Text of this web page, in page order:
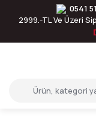
0541
2999.-TL Ve Üzeri